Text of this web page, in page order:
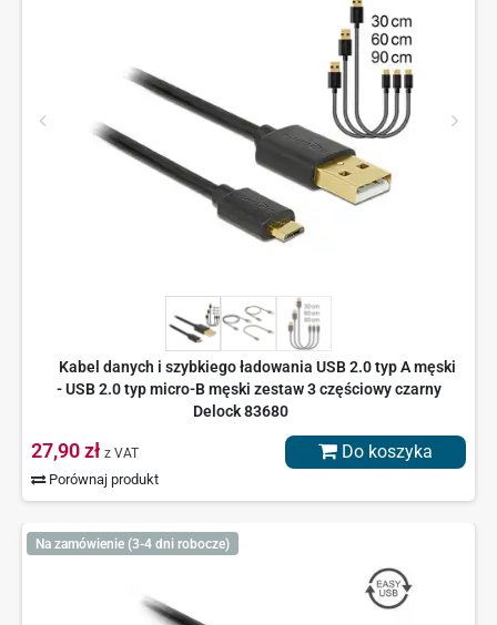
Kabel danych i szybkiego ładowania USB 2.0 typ A męski
- USB 2.0 typ micro-B męski zestaw 3 częściowy czarny
Delock 83680
27,90 zł z VAT
Porównaj produkt
Do koszyka
Na zamówienie (3-4 dni robocze)